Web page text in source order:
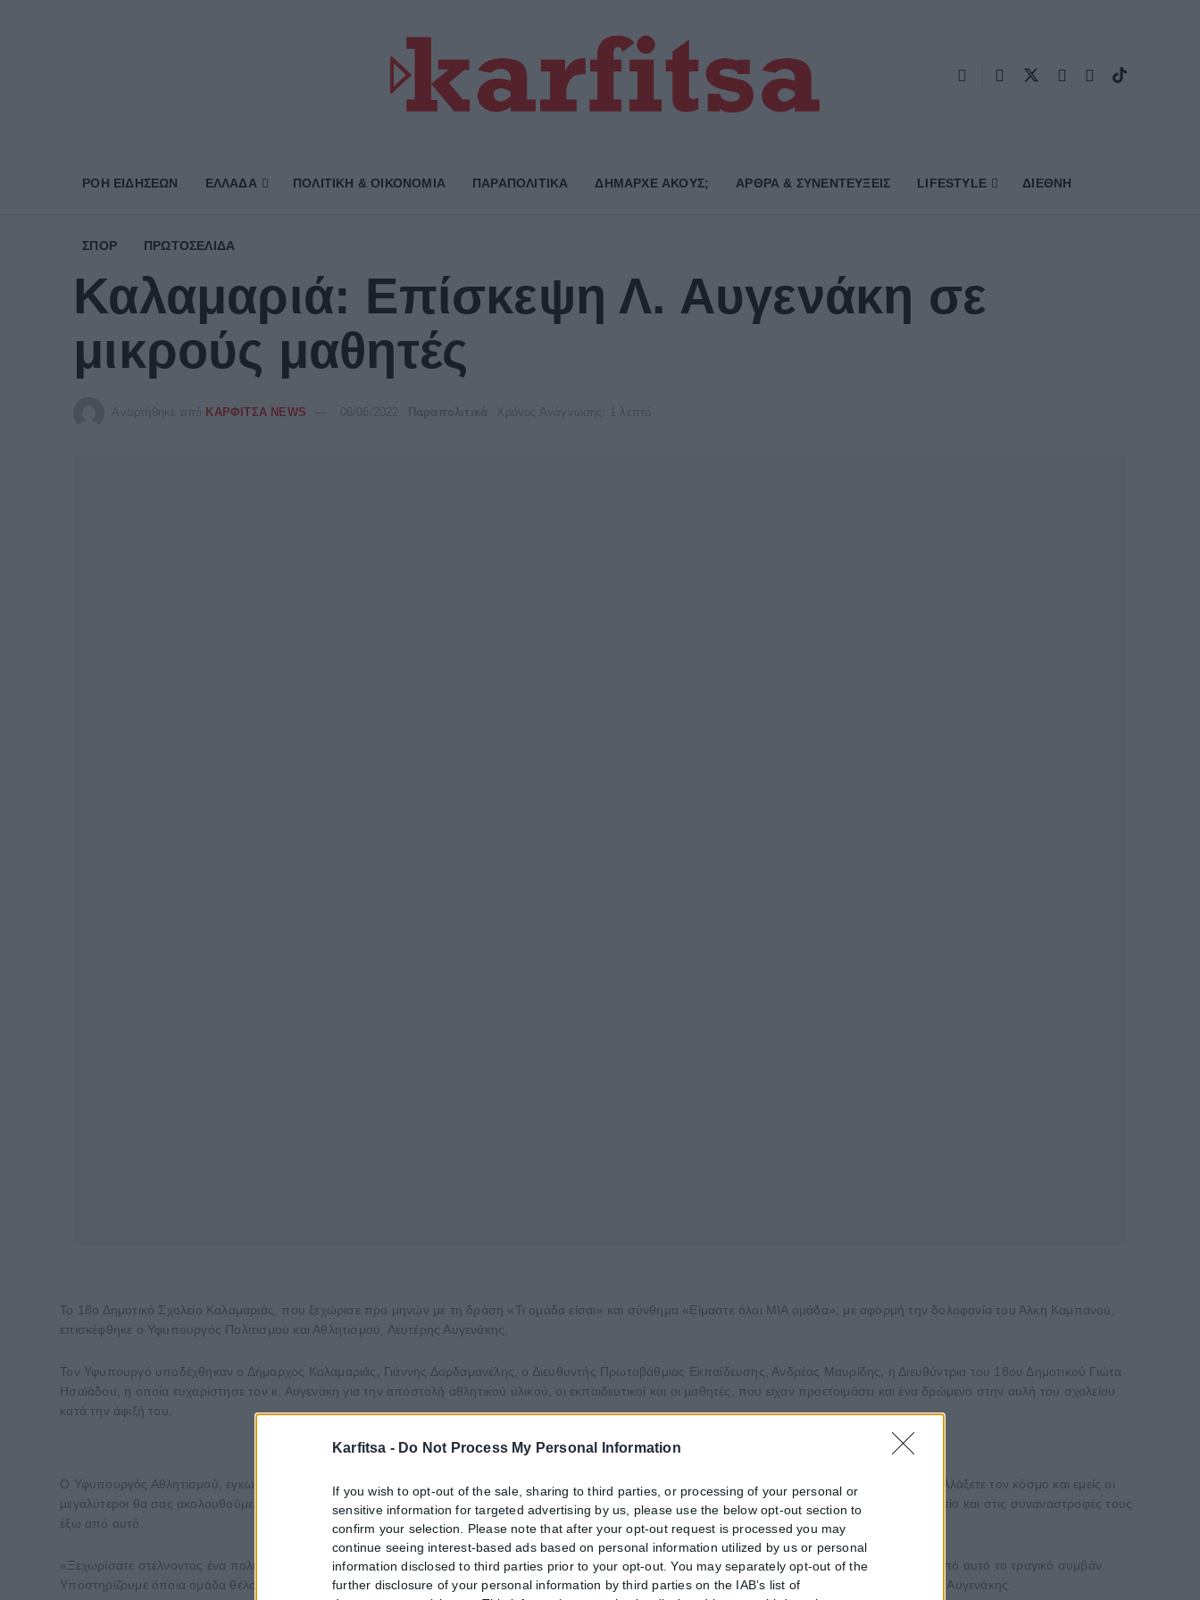
Karfitsa - Do Not Process My Personal Information
If you wish to opt-out of the sale, sharing to third parties, or processing of your personal or
sensitive information for targeted advertising by us, please use the below opt-out section to
confirm your selection. Please note that after your opt-out request is processed you may
continue seeing interest-based ads based on personal information utilized by us or personal
information disclosed to third parties prior to your opt-out. You may separately opt-out of the
further disclosure of your personal information by third parties on the IAB’s list of
ΡΟΗ ΕΙΔΗΣΕΩΝ ΕΛΛΑΔΑ ΠΟΛΙΤΙΚΗ & ΟΙΚΟΝΟΜΙΑ ΠΑΡΑΠΟΛΙΤΙΚΑ ΔΗΜΑΡΧE ΑΚΟΥΣ; ΑΡΘΡΑ & ΣΥΝΕΝΤΕΥΞΕΙΣ LIFESTYLE ΔΙΕΘΝΗ
ΣΠΟΡ ΠΡΩΤΟΣΈΛΙΔΑ
Καλαμαριά: Επίσκεψη Λ. Αυγενάκη σε
μικρούς μαθητές
Αναρτήθηκε από ΚΑΡΦΙΤΣΑ NEWS 06/06/2022 Παραπολιτικά Χρόνος Ανάγνωσης: 1 λεπτό
Το 18ο Δημοτικό Σχολείο Καλαμαριάς, που ξεχώρισε προ μηνών με τη δράση «Τι ομάδα είσαι» και σύνθημα «Είμαστε όλοι ΜΙΑ ομάδα», με αφορμή την δολοφονία του Άλκη Καμπανού,
επισκέφθηκε ο Υφυπουργός Πολιτισμού και Αθλητισμού, Λευτέρης Αυγενάκης.
Τον Υφυπουργό υποδέχθηκαν ο Δήμαρχος Καλαμαριάς, Γιάννης Δαρδαμανέλης, ο Διευθυντής Πρωτοβάθμιας Εκπαίδευσης, Ανδρέας Μαυρίδης, η Διευθύντρια του 18ου Δημοτικού Γιώτα
Ησαϊάδου, η οποία ευχαρίστησε τον κ. Αυγενάκη για την αποστολή αθλητικού υλικού, οι εκπαιδευτικοί και οι μαθητές, που είχαν προετοιμάσει και ένα δρώμενο στην αυλή του σχολείου
κατά την άφιξή του.
Ο Υφυπουργός Αθλητισμού, εγκωμίασε τις δράσεις τους ενάντια στην οπαδική βία, τονίζοντας στα παιδιά ότι «το μέλλον είστε εσείς, έχετε τη δύναμη να αλλάξετε τον κόσμο και εμείς οι
μεγαλύτεροι θα σας ακολουθούμε», επαινώντας τα για το ότι έκαναν πράξη το μήνυμα «είμαστε όλοι μία ομάδα», τόσο στον αθλητισμό, όσο και στο σχολείο και στις συναναστροφές τους
έξω από αυτό.
«Ξεχωρίσατε στέλνοντας ένα πολύ καθαρό και δυνατό μήνυμα, παροτρύνατε και παραδειγματίσατε πάρα πολλούς σε όλη τη χώρα, που συγκλονίστηκε από αυτό το τραγικό συμβάν.
Υποστηρίζουμε όποια ομάδα θέλουμε, αλλά στο τέλος της ημέρας, είμαστε όλοι μαζί, αγκαλιασμένοι, να αγαπούμε τη ζωή» επισήμανε, μεταξύ άλλων, ο κ. Αυγενάκης.